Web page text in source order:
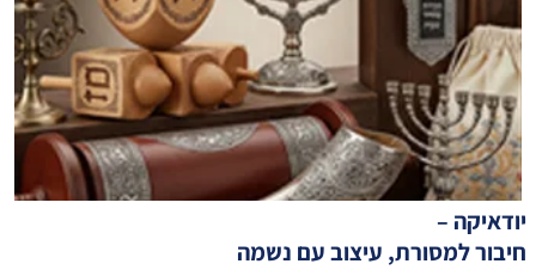
יודאיקה –
חיבור למסורת, עיצוב עם נשמה